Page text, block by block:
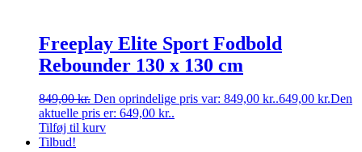
Freeplay Elite Sport Fodbold
Rebounder 130 x 130 cm
849,00kr. Den oprindelige pris var: 849,00 kr..649,00 kr.Den
aktuelle pris er: 649,00 kr..
Tilføj til kurv
Tilbud!